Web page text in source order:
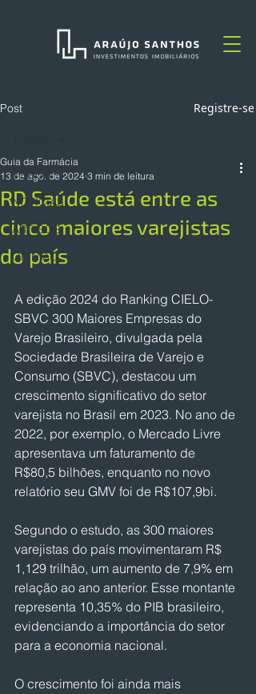
Post Registre-se
TODOS
NOTÍCIAS
ARTIGOS
OPINIÃO
RD Saúde está entre as
cinco maiores varejistas
do país
Guia da Farmácia
13 de ago. de 2024 3 min de leitura
A edição 2024 do Ranking CIELO-
SBVC 300 Maiores Empresas do
Varejo Brasileiro, divulgada pela
Sociedade Brasileira de Varejo e
Consumo (SBVC), destacou um
crescimento significativo do setor
varejista no Brasil em 2023. No ano de
2022, por exemplo, o Mercado Livre
apresentava um faturamento de
R$80,5 bilhões, enquanto no novo
relatório seu GMV foi de R$107,9bi.
Segundo o estudo, as 300 maiores
varejistas do país movimentaram R$
1,129 trilhão, um aumento de 7,9% em
relação ao ano anterior. Esse montante
representa 10,35% do PIB brasileiro,
evidenciando a importância do setor
para a economia nacional.
O crescimento foi ainda mais